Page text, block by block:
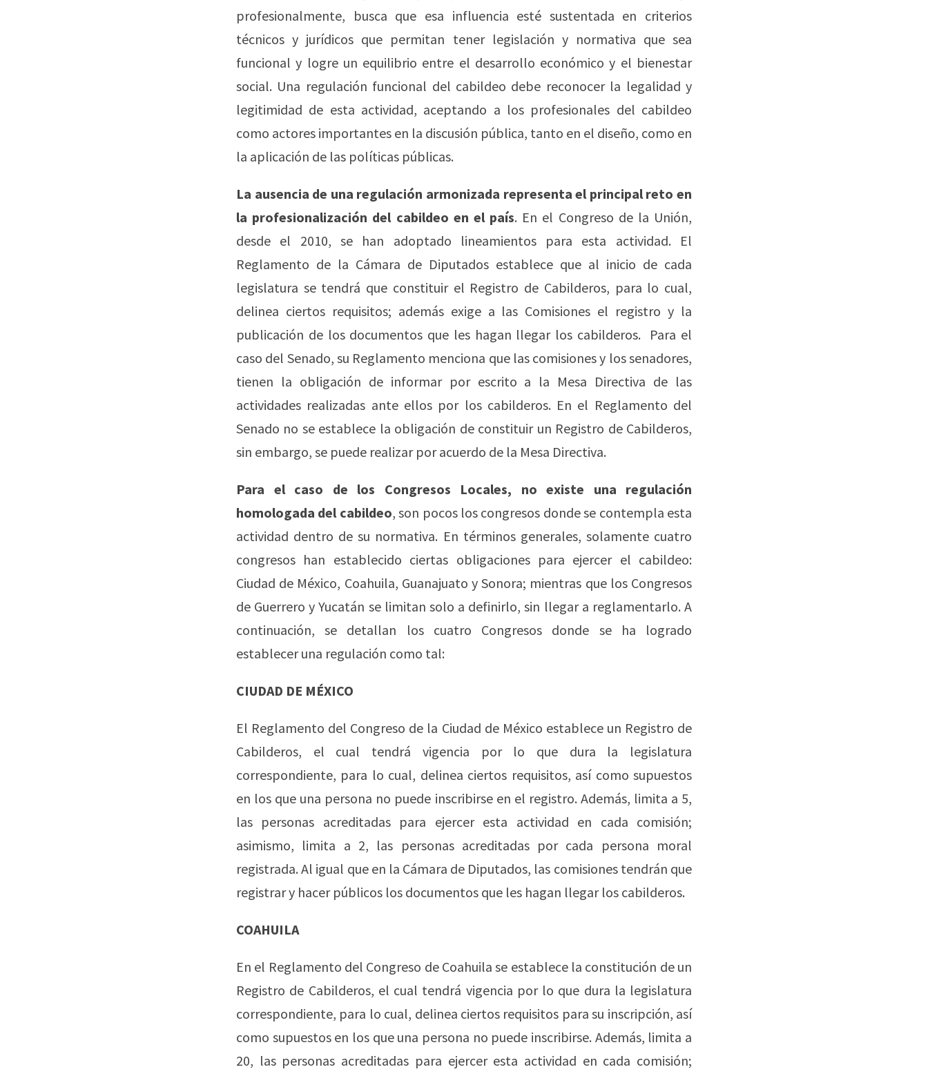
profesionalmente, busca que esa influencia esté sustentada en criterios
técnicos y jurídicos que permitan tener legislación y normativa que sea
funcional y logre un equilibrio entre el desarrollo económico y el bienestar
social. Una regulación funcional del cabildeo debe reconocer la legalidad y
legitimidad de esta actividad, aceptando a los profesionales del cabildeo
como actores importantes en la discusión pública, tanto en el diseño, como en
la aplicación de las políticas públicas.
La ausencia de una regulación armonizada representa el principal reto en
la profesionalización del cabildeo en el país. En el Congreso de la Unión,
desde el 2010, se han adoptado lineamientos para esta actividad. El
Reglamento de la Cámara de Diputados establece que al inicio de cada
legislatura se tendrá que constituir el Registro de Cabilderos, para lo cual,
delinea ciertos requisitos; además exige a las Comisiones el registro y la
publicación de los documentos que les hagan llegar los cabilderos. Para el
caso del Senado, su Reglamento menciona que las comisiones y los senadores,
tienen la obligación de informar por escrito a la Mesa Directiva de las
actividades realizadas ante ellos por los cabilderos. En el Reglamento del
Senado no se establece la obligación de constituir un Registro de Cabilderos,
sin embargo, se puede realizar por acuerdo de la Mesa Directiva.
Para el caso de los Congresos Locales, no existe una regulación
homologada del cabildeo, son pocos los congresos donde se contempla esta
actividad dentro de su normativa. En términos generales, solamente cuatro
congresos han establecido ciertas obligaciones para ejercer el cabildeo:
Ciudad de México, Coahuila, Guanajuato y Sonora; mientras que los Congresos
de Guerrero y Yucatán se limitan solo a definirlo, sin llegar a reglamentarlo. A
continuación, se detallan los cuatro Congresos donde se ha logrado
establecer una regulación como tal:
CIUDAD DE MÉXICO
El Reglamento del Congreso de la Ciudad de México establece un Registro de
Cabilderos, el cual tendrá vigencia por lo que dura la legislatura
correspondiente, para lo cual, delinea ciertos requisitos, así como supuestos
en los que una persona no puede inscribirse en el registro. Además, limita a 5,
las personas acreditadas para ejercer esta actividad en cada comisión;
asimismo, limita a 2, las personas acreditadas por cada persona moral
registrada. Al igual que en la Cámara de Diputados, las comisiones tendrán que
registrar y hacer públicos los documentos que les hagan llegar los cabilderos.
COAHUILA
En el Reglamento del Congreso de Coahuila se establece la constitución de un
Registro de Cabilderos, el cual tendrá vigencia por lo que dura la legislatura
correspondiente, para lo cual, delinea ciertos requisitos para su inscripción, así
como supuestos en los que una persona no puede inscribirse. Además, limita a
20, las personas acreditadas para ejercer esta actividad en cada comisión;